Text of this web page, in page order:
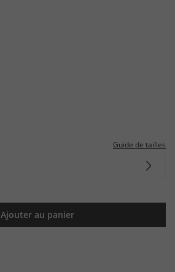
Guide de tailles
Ajouter au panier